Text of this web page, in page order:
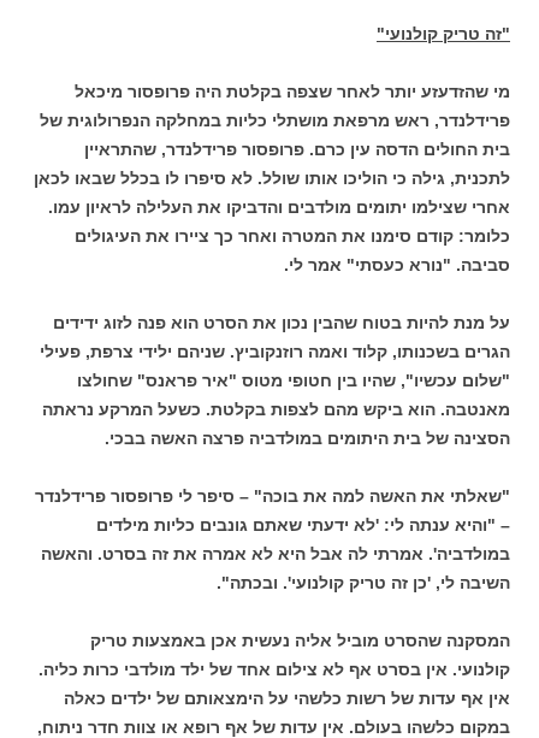
"זה טריק קולנועי"
מי שהזדעזע יותר לאחר שצפה בקלטת היה פרופסור מיכאל
פרידלנדר, ראש מרפאת מושתלי כליות במחלקה הנפרולוגית של
בית החולים הדסה עין כרם. פרופסור פרידלנדר, שהתראיין
לתכנית, גילה כי הוליכו אותו שולל. לא סיפרו לו בכלל שבאו לכאן
אחרי שצילמו יתומים מולדבים והדביקו את העלילה לראיון עמו.
כלומר: קודם סימנו את המטרה ואחר כך ציירו את העיגולים
סביבה. "נורא כעסתי" אמר לי.
על מנת להיות בטוח שהבין נכון את הסרט הוא פנה לזוג ידידים
הגרים בשכנותו, קלוד ואמה רוזנקוביץ. שניהם ילידי צרפת, פעילי
"שלום עכשיו", שהיו בין חטופי מטוס "איר פראנס" שחולצו
מאנטבה. הוא ביקש מהם לצפות בקלטת. כשעל המרקע נראתה
הסצינה של בית היתומים במולדביה פרצה האשה בבכי.
"שאלתי את האשה למה את בוכה" – סיפר לי פרופסור פרידלנדר
– "והיא ענתה לי: 'לא ידעתי שאתם גונבים כליות מילדים
במולדביה'. אמרתי לה אבל היא לא אמרה את זה בסרט. והאשה
השיבה לי, 'כן זה טריק קולנועי'. ובכתה".
המסקנה שהסרט מוביל אליה נעשית אכן באמצעות טריק
קולנועי. אין בסרט אף לא צילום אחד של ילד מולדבי כרות כליה.
אין אף עדות של רשות כלשהי על הימצאותם של ילדים כאלה
במקום כלשהו בעולם. אין עדות של אף רופא או צוות חדר ניתוח,